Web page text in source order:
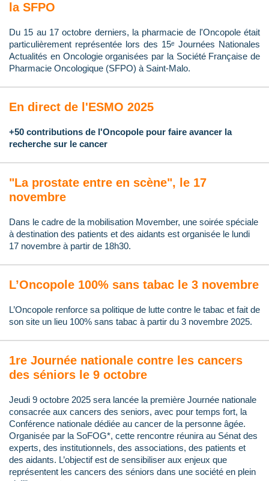
la SFPO
Du 15 au 17 octobre derniers, la pharmacie de l'Oncopole était
particulièrement représentée lors des 15ᵉ Journées Nationales
Actualités en Oncologie organisées par la Société Française de
Pharmacie Oncologique (SFPO) à Saint-Malo.
En direct de l'ESMO 2025
+50 contributions de l'Oncopole pour faire avancer la
recherche sur le cancer
"La prostate entre en scène", le 17
novembre
Dans le cadre de la mobilisation Movember, une soirée spéciale
à destination des patients et des aidants est organisée le lundi
17 novembre à partir de 18h30.
L’Oncopole 100% sans tabac le 3 novembre
L’Oncopole renforce sa politique de lutte contre le tabac et fait de
son site un lieu 100% sans tabac à partir du 3 novembre 2025.
1re Journée nationale contre les cancers
des séniors le 9 octobre
Jeudi 9 octobre 2025 sera lancée la première Journée nationale
consacrée aux cancers des seniors, avec pour temps fort, la
Conférence nationale dédiée au cancer de la personne âgée.
Organisée par la SoFOG*, cette rencontre réunira au Sénat des
experts, des institutionnels, des associations, des patients et
des aidants. L’objectif est de sensibiliser aux enjeux que
représentent les cancers des séniors dans une société en plein